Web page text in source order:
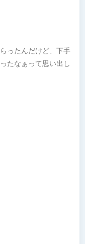
ったんだけど、下手
たなぁって思い出し